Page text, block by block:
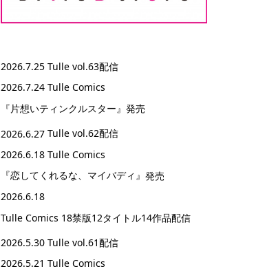
2026.7.25 Tulle vol.63配信
2026.7.24 Tulle Comics
『片想いティンクルスター』 発売
2026.6.27 Tulle vol.62配信
2026.6.18 Tulle Comics
『恋してくれるな、マイバディ』 発売
2026.6.18
Tulle Comics 18禁版12タイトル14作品配信
2026.5.30 Tulle vol.61配信
2026.5.21 Tulle Comics